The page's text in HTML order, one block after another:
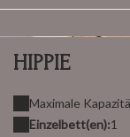
HIPPIE
Maximale
Einzelbett(en):1